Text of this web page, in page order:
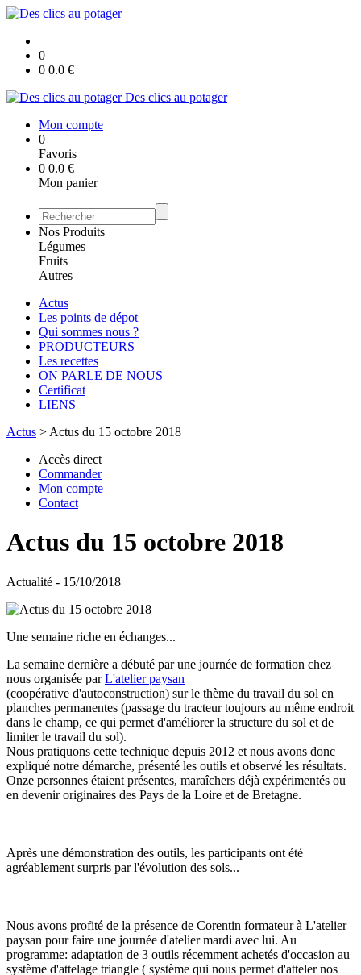
0
0 0.0 €
Des clics au potager
Mon compte
0
Favoris
0 0.0 €
Mon panier
Nos Produits
Légumes
Fruits
Autres
Actus
Les points de dépot
Qui sommes nous ?
PRODUCTEURS
Les recettes
ON PARLE DE NOUS
Certificat
LIENS
Actus > Actus du 15 octobre 2018
Accès direct
Commander
Mon compte
Contact
Actus du 15 octobre 2018
Actualité - 15/10/2018
Une semaine riche en échanges...
La semaine dernière a débuté par une journée de formation chez
nous organisée parL'atelier paysan
(coopérative d'autoconstruction) sur le thème du travail du sol en
planches permanentes (passage du tracteur toujours au même endroit
dans le champ, ce qui permet d'améliorer la structure du sol et de
limiter le travail du sol).
Nous pratiquons cette technique depuis 2012 et nous avons donc
expliqué notre démarche, présenté les outils et observé les résultats.
Onze personnes étaient présentes, maraîchers déjà expérimentés ou
en devenir originaires des Pays de la Loire et de Bretagne.
Après une démonstration des outils, les participants ont été
agréablement surpris par l'évolution des sols...
Nous avons profité de la présence de Corentin formateur à L'atelier
paysan pour faire une journée d'atelier mardi avec lui. Au
programme: adaptation de 3 outils récemment achetés d'occasion au
système d'attelage triangle ( système qui nous permet d'atteler nos